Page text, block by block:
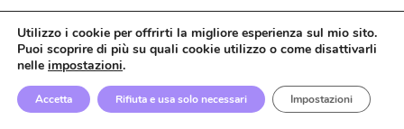
Utilizzo i cookie per offrirti la migliore esperienza sul mio sito.
Puoi scoprire di più su quali cookie utilizzo o come disattivarli
nelle impostazioni.
Accetta Rifiuta e usa solo necessari Impostazioni